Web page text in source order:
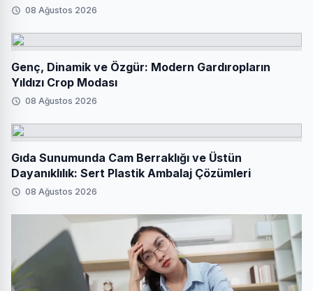
08 Ağustos 2026
Genç, Dinamik ve Özgür: Modern Gardıropların
Yıldızı Crop Modası
08 Ağustos 2026
Gıda Sunumunda Cam Berraklığı ve Üstün
Dayanıklılık: Sert Plastik Ambalaj Çözümleri
08 Ağustos 2026